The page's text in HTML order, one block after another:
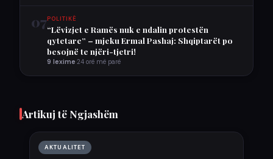
07POLITIKË
“Lëvizjet e Ramës nuk e ndalin protestën
qytetare” – mjeku Ermal Pashaj: Shqiptarët po
besojnë te njëri-tjetri!
9 lexime 24 orë më parë
Artikuj të Ngjashëm
AKTUALITET